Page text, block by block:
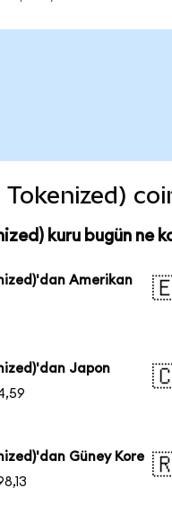
Tokenized)
kuru bugün ne
Amerikan
Japon
Güney Kore